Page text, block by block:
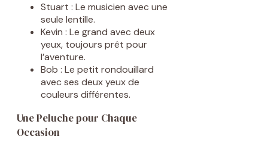
Stuart : Le musicien avec une
seule lentille.
Kevin : Le grand avec deux
yeux, toujours prêt pour
l’aventure.
Bob : Le petit rondouillard
avec ses deux yeux de
couleurs différentes.
Une Peluche pour Chaque
Occasion